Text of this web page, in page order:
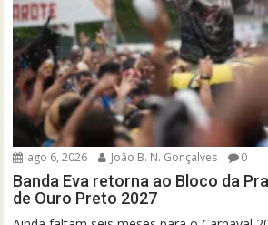
ago 6, 2026 João B. N. Gonçalves 0
Banda Eva retorna ao Bloco da
de Ouro Preto 2027